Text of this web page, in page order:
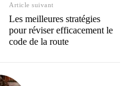
Article suivant
Les meilleures stratégies
pour réviser efficacement le
code de la route